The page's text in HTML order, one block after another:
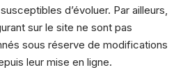
d’évoluer. Par ailleurs,
sur le site ne sont pas
sous réserve de modifications
leur mise en ligne.